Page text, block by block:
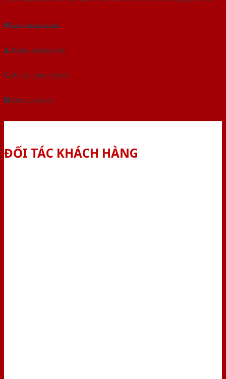
Gửi yêu cầu tư vấn
Tải báo giá tổng hợp
Yêu cầu gọi lại (3 phút)
Dành cho đại lý
ĐỐI TÁC KHÁCH HÀNG